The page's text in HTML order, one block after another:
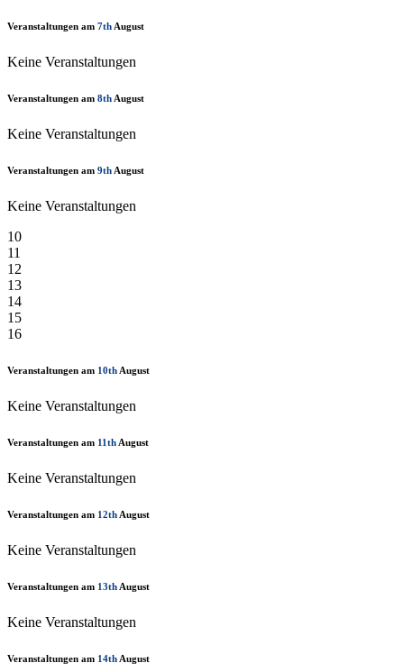
Veranstaltungen am 7th August
Keine Veranstaltungen
Veranstaltungen am 8th August
Keine Veranstaltungen
Veranstaltungen am 9th August
Keine Veranstaltungen
10
11
12
13
14
15
16
Veranstaltungen am 10th August
Keine Veranstaltungen
Veranstaltungen am 11th August
Keine Veranstaltungen
Veranstaltungen am 12th August
Keine Veranstaltungen
Veranstaltungen am 13th August
Keine Veranstaltungen
Veranstaltungen am 14th August